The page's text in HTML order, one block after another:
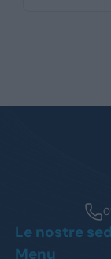
Le nostre
Menu